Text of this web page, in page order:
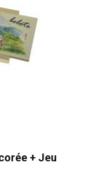
+ Jeu